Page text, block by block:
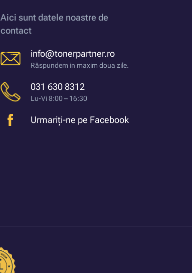
Aici sunt datele noastre de
contact
info@tonerpartner.ro
Răspundem in maxim doua zile.
031 630 8312
Lu-Vi 8:00 – 16:30
Urmariți-ne pe Facebook